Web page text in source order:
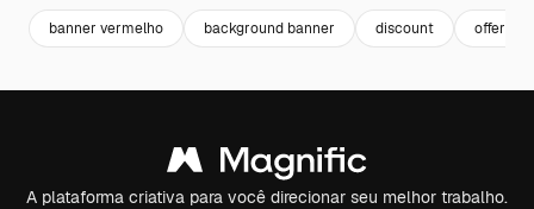
banner vermelho background banner discount offer
A plataforma criativa para você direcionar seu melhor trabalho.